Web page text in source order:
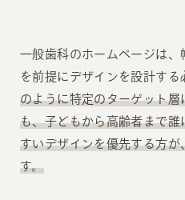
一般歯科のホームページは、
を前提にデザインを設計する
のように特定のターゲット
も、子どもから高齢者まで
すいデザインを優先する方
す。